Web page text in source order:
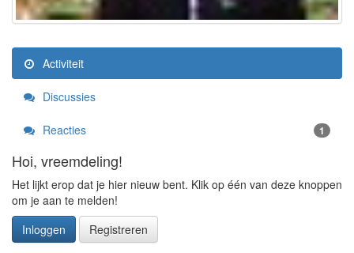
Activiteit
Discussies
Reacties 1
Hoi, vreemdeling!
Het lijkt erop dat je hier nieuw bent. Klik op één van deze knoppen
om je aan te melden!
Inloggen
Registreren